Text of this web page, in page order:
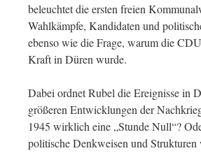
beleuchtet die ersten freien
Wahlkämpfe, Kandidaten und
ebenso wie die Frage, warum die
Kraft in Düren wurde.
Dabei ordnet Rubel die Ereignisse in
größeren Entwicklungen der
1945 wirklich eine „Stunde Null“?
politische Denkweisen und Strukturen